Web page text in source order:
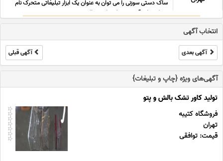
ساک دستی سوزنی را می توان به عنوان یک ابزار تبلیغاتی متحرک نام
برد که چاپ آن به وسیله چاپ سیلک ... ...
انتخاب آگهی
آگهی بعدی آگهی قبلی
آگهی‌های ویژه {چاپ و تبلیغات}
تولید کاور تشک بالش و پتو
فروشگاه کتیبه
تهران
قیمت: توافقی